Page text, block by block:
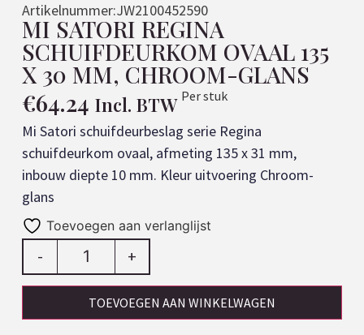
Artikelnummer:JW2100452590
MI SATORI REGINA
SCHUIFDEURKOM OVAAL 135
X 30 MM, CHROOM-GLANS
€64.24 Incl. BTW Per stuk
Mi Satori schuifdeurbeslag serie Regina
schuifdeurkom ovaal, afmeting 135 x 31 mm,
inbouw diepte 10 mm. Kleur uitvoering Chroom-
glans
Toevoegen aan verlanglijst
- +
TOEVOEGEN AAN WINKELWAGEN